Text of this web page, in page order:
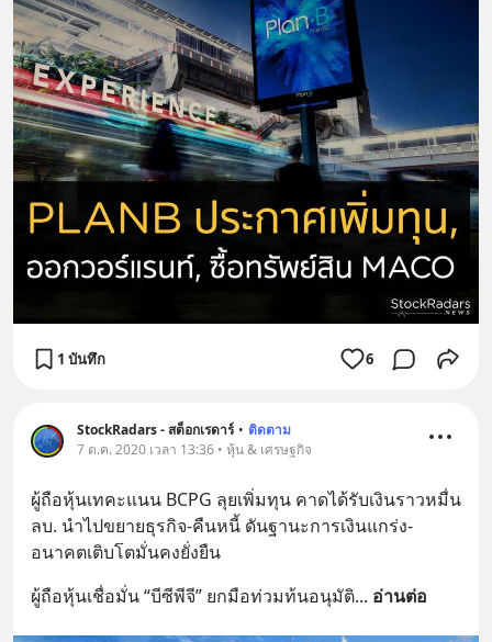
1 บันทึก 6
StockRadars - สต็อกเรดาร์ • ติดตาม
7 ต.ค. 2020 เวลา 13:36 • หุ้น & เศรษฐกิจ
ผู้ถือหุ้นเทคะแนน BCPG ลุยเพิ่มทุน คาดได้รับเงินราวหมื่น
ลบ. นำไปขยายธุรกิจ-คืนหนี้ ดันฐานะการเงินแกร่ง-
อนาคตเติบโตมั่นคงยั่งยืน
ผู้ถือหุ้นเชื่อมั่น “บีซีพีจี” ยกมือท่วมท้นอนุมัติ... อ่านต่อ